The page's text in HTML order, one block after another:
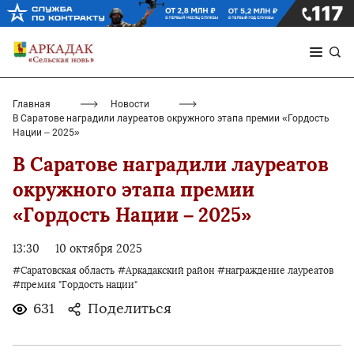
Главная
Новости
В Саратове наградили лауреатов окружного этапа премии «Гордость
Нации – 2025»
В Саратове наградили лауреатов
окружного этапа премии
«Гордость Нации – 2025»
13:30 10 октября 2025
#Саратовская область #Аркадакский район #награждение лауреатов
#премия "Гордость нации"
631 Поделиться